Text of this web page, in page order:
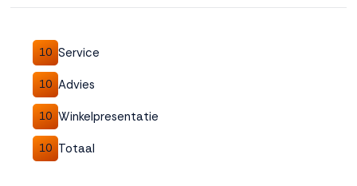
10 Service
10 Advies
10 Winkelpresentatie
10 Totaal